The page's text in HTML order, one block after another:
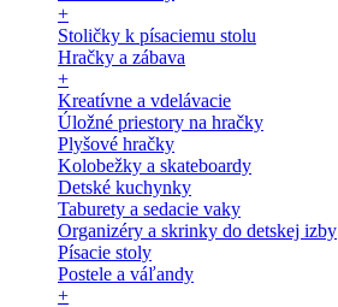
+
Stoličky k písaciemu stolu
Hračky a zábava
+
Kreatívne a vdelávacie
Úložné priestory na hračky
Plyšové hračky
Kolobežky a skateboardy
Detské kuchynky
Taburety a sedacie vaky
Organizéry a skrinky do detskej izby
Písacie stoly
Postele a váľandy
+